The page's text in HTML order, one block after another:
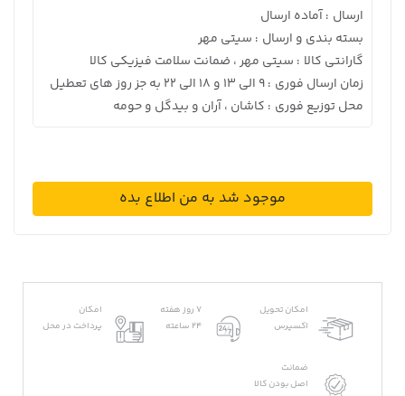
ارسال : آماده ارسال
بسته بندی و ارسال : سیتی مهر
گارانتی کالا : سیتی مهر ، ضمانت سلامت فیزیکی کالا
زمان ارسال فوری : 9 الی 13 و 18 الی 22 به جز روز های تعطیل
محل توزیع فوری : کاشان ، آران و بیدگل و حومه
موجود شد به من اطلاع بده
امکان تحویل
اکسپرس
7 روز هفته
24 ساعته
امکان
پرداخت در محل
ضمانت
اصل بودن کالا